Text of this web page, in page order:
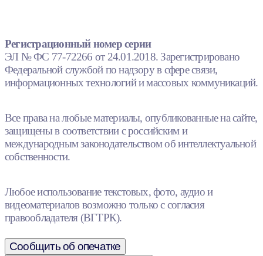
Регистрационный номер серии
ЭЛ № ФС 77-72266 от 24.01.2018. Зарегистрировано
Федеральной службой по надзору в сфере связи,
информационных технологий и массовых коммуникаций.
Все права на любые материалы, опубликованные на сайте,
защищены в соответствии с российским и
международным законодательством об интеллектуальной
собственности.
Любое использование текстовых, фото, аудио и
видеоматериалов возможно только с согласия
правообладателя (ВГТРК).
Сообщить об опечатке